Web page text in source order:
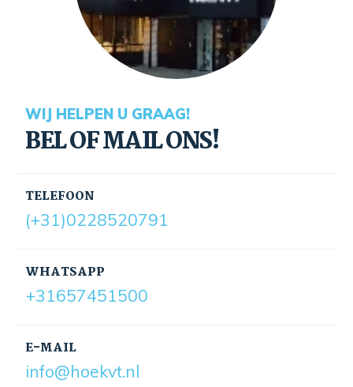
WIJ HELPEN U GRAAG!
BEL OF MAIL ONS!
TELEFOON
(+31)0228520791
E-MAIL
info@hoekvt.nl
WHATSAPP
+31657451500